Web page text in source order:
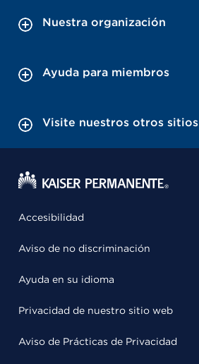
Nuestra organización
Ayuda para miembros
Visite nuestros otros sitios
Accesibilidad
Aviso de no discriminación
Ayuda en su idioma
Privacidad de nuestro sitio web
Aviso de Prácticas de Privacidad